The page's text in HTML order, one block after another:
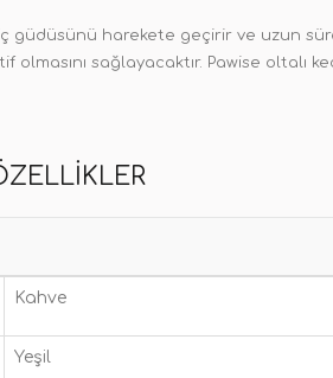
harekete geçirir ve uzun
sağlayacaktır. Pawise oltalı
Kahve
Yeşil